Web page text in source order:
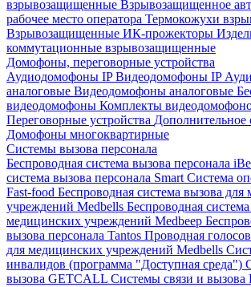
взрывозащищенные Взрывозащищенное
рабочее место оператора Термокожухи
Взрывозащищенные ИК-прожекторы
коммутационные взрывозащищенные
Домофоны, переговорные устройства
Аудиодомофоны IPВидеодомофоны IP
аналоговые Видеодомофоны аналоговые
видеодомофоны Комплекты
Переговорные устройства Дополнительное
Домофоны многоквартирные
Системы вызова персонала
Беспроводная система вызова персонала
система вызова персонала Smart Система
Fast-food Беспроводная система вызова
учреждений Medbells Беспроводная
медицинских учреждений Medbeep
вызова персонала Tantos Проводная
для медицинских учреждений Medbells
инвалидов (программа "Доступная среда")
вызова GETCALL Системы связи и вызова